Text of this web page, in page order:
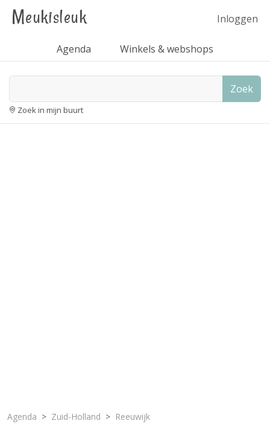
Meukisleuk Inloggen
Agenda Winkels & webshops
Zoek
Zoek in mijn buurt
Agenda Zuid-Holland Reeuwijk